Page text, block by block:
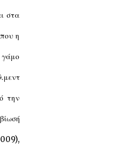
στα
η
γάμο
την